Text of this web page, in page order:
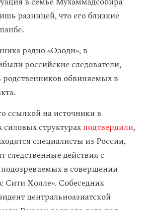
разницей, что его близкие
радио «Озоди», в
российские следователи,
обвиняемых в
ссылкой на источники в
структурахподтвердили,
специалисты из России,
следственные действия с
в совершении
Сити Холле». Собеседник
центральноазиатской